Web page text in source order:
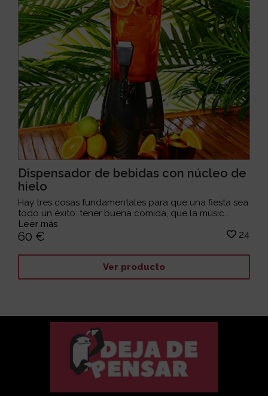
Dispensador de bebidas con núcleo de
hielo
Hay tres cosas fundamentales para que una fiesta sea
todo un éxito: tener buena comida, que la músic...
Leer más
60 € 24
Ver producto